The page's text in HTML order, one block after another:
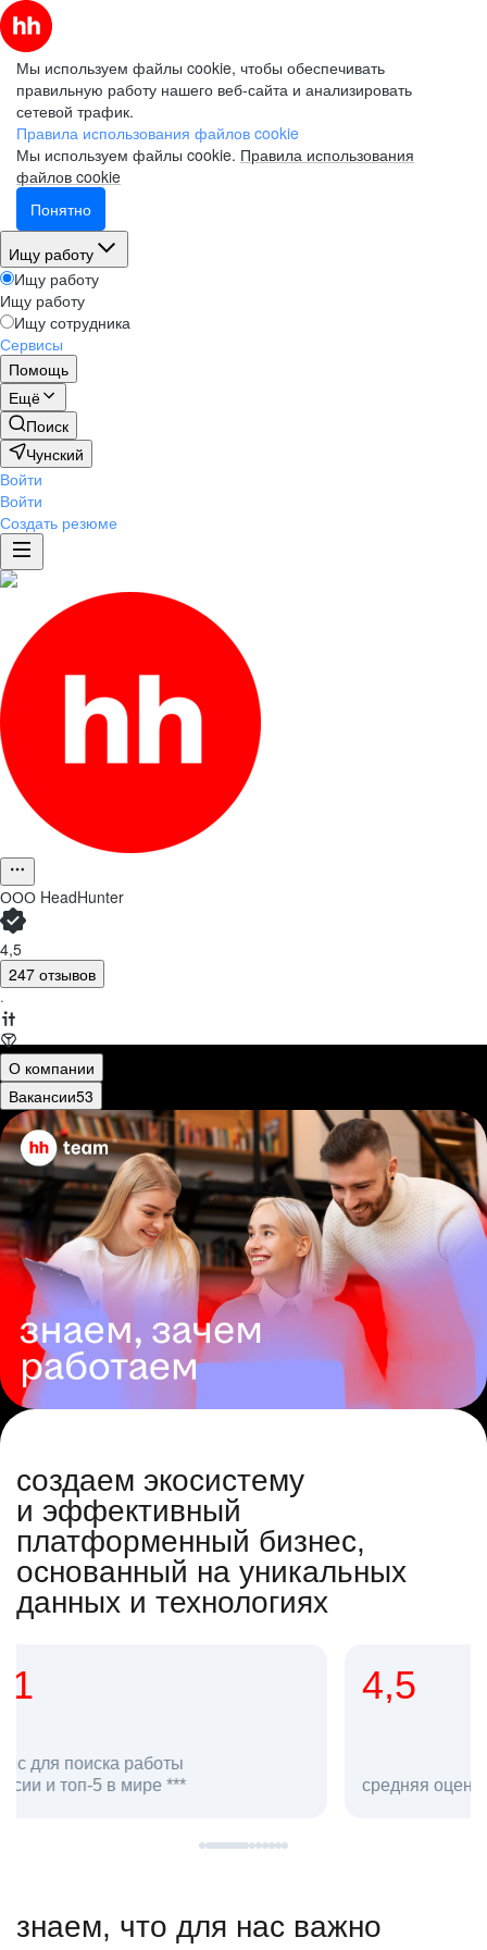
Мы используем файлы cookie, чтобы обеспечивать
правильную работу нашего веб-сайта и анализировать
сетевой трафик.
Правила использования файлов cookie
Мы используем файлы cookie. Правила использования
файлов cookie
Понятно
Ищу работу
Ищу работу
Ищу работу
Ищу сотрудника
Сервисы
Помощь
Ещё
Поиск
Чунский
Войти
Войти
Создать резюме
ООО HeadHunter
4,5
247 отзывов
·
О компании
Вакансии53
создаем экосистему
и эффективный
платформенный бизнес,
основанный на уникальных
данных и технологиях
средняя оценка hh.ru как работодателя **
в hh.ru
знаем, что для нас важно